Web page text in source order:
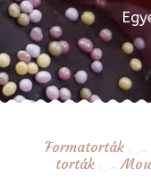
Formatorták
torták